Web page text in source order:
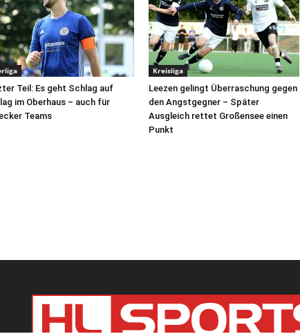
Teil: Es geht Schlag auf
im Oberhaus – auch für
Teams
Kreisliga
Leezen gelingt Überraschung gegen
den Angstgegner – Später
Ausgleich rettet Großensee einen
Punkt